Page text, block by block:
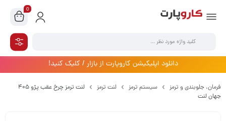
0
دانلود اپلیکیشن کاروپارت از بازار / کلیک کنید!
فرمان،‌ جلوبندی و ترمز سیستم ترمز لنت ترمز
لنت ترمز چرخ عقب پژو 405
جهان لنت